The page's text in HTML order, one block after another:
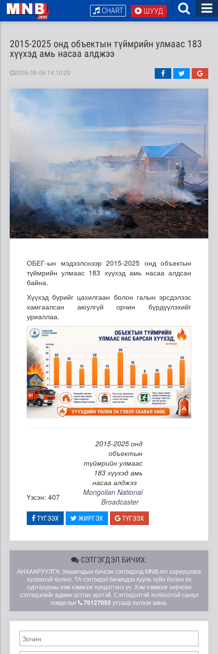
ШУУД
CHART
2015-2025 онд объектын түймрийн улмаас 183
хүүхэд амь насаа алджээ
2026-06-06 14:10:20
ОБЕГ-ын мэдээлснээр 2015-2025 онд объектын
түймрийн улмаас 183 хүүхэд амь насаа алдсан
байна.
Хүүхэд бүрийг цахилгаан болон галын эрсдэлээс
хамгаалсан аюулгүй орчин бүрдүүлэхийг
уриаллаа.
2015-2025 онд
объектын
түймрийн улмаас
183 хүүхэд амь
насаа алджээ
Үзсэн: 407
Mongolian National
Broadcaster
ТҮГЭЭХ ЖИРГЭХ ТҮГЭЭХ
СЭТГЭГДЭЛ БИЧИХ:
АНХААРУУЛГА: Уншигчдын бичсэн сэтгэгдэлд MNB.mn хариуцлага
хүлээхгүй болно. ТА сэтгэгдэл бичихдээ хууль зүйн болон ёс
суртахууны хэм хэмжээг хүндэтгэнэ үү. Хэм хэмжээг зөрчсөн
сэтгэгдэлийг админ устгах эрхтэй. Сэтгэгдэлтэй холбоотой санал
гомдолыг
70127055 утсаар хүлээн авна.